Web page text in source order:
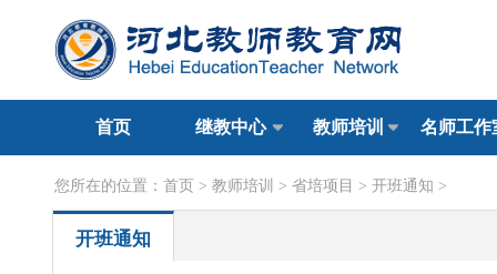
首页 继教中心 教师培训 名师工作
您所在的位置： 首页 > 教师培训 > 省培项目 > 开班通知 >
开班通知